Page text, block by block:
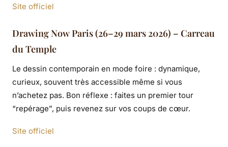
Site officiel
Drawing Now Paris (26–29 mars 2026) – Carreau
du Temple
Le dessin contemporain en mode foire : dynamique,
curieux, souvent très accessible même si vous
n’achetez pas. Bon réflexe : faites un premier tour
“repérage”, puis revenez sur vos coups de cœur.
Site officiel